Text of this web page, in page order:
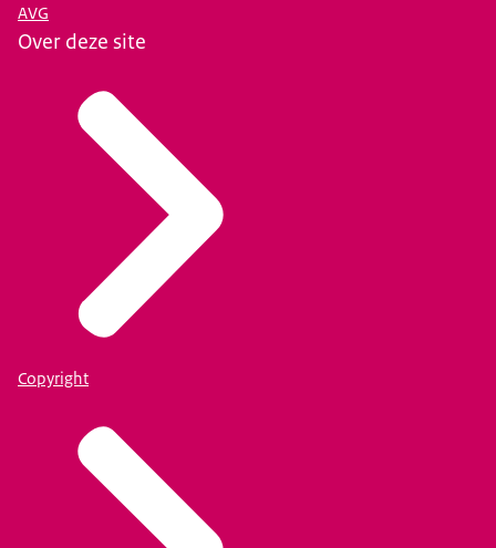
AVG
Over deze site
Copyright